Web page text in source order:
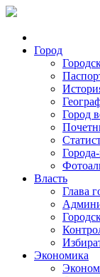
Город
Город
Власть
Глава
Экономика